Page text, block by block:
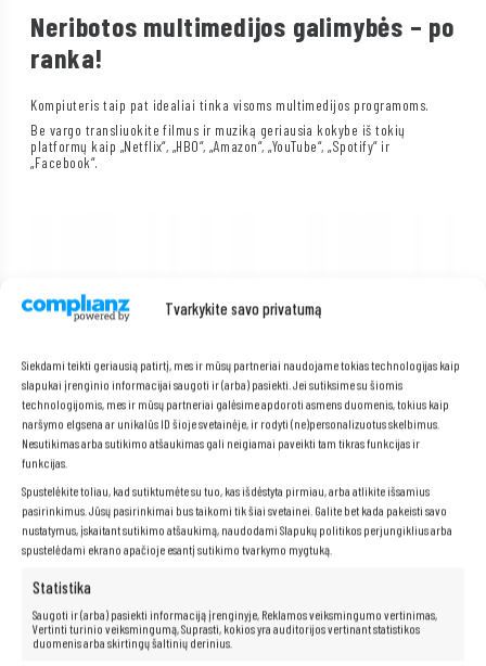
Tvarkykite savo privatumą
Siekdami teikti geriausią patirtį, mes ir mūsų partneriai naudojame tokias technologijas kaip
slapukai įrenginio informacijai saugoti ir (arba) pasiekti. Jei sutiksime su šiomis
technologijomis, mes ir mūsų partneriai galėsime apdoroti asmens duomenis, tokius kaip
naršymo elgsena ar unikalūs ID šioje svetainėje, ir rodyti (ne)personalizuotus skelbimus.
Nesutikimas arba sutikimo atšaukimas gali neigiamai paveikti tam tikras funkcijas ir
funkcijas.
Spustelėkite toliau, kad sutiktumėte su tuo, kas išdėstyta pirmiau, arba atlikite išsamius
pasirinkimus. Jūsų pasirinkimai bus taikomi tik šiai svetainei. Galite bet kada pakeisti savo
nustatymus, įskaitant sutikimo atšaukimą, naudodami Slapukų politikos perjungiklius arba
spustelėdami ekrano apačioje esantį sutikimo tvarkymo mygtuką.
Statistika
Saugoti ir (arba) pasiekti informaciją įrenginyje, Reklamos veiksmingumo vertinimas,
Vertinti turinio veiksmingumą, Suprasti, kokios yra auditorijos vertinant statistikos
duomenis arba skirtingų šaltinių derinius.
Neribotos multimedijos galimybės – po
ranka!
Kompiuteris taip pat idealiai tinka visoms multimedijos programoms.
Be vargo transliuokite filmus ir muziką geriausia kokybe iš tokių
platformų kaip „Netflix“, „HBO“, „Amazon“, „YouTube“, „Spotify“ ir
„Facebook“.
Nenorite investuoti į brangią įrangą, bet norite žaisti naujausius
kompiuteris su „GeForce Now“ paslauga yra puikus pasirinkimas bet
kuriam žaidimų mėgėjui. Su „GeForce Now“ programa jums nebereikia
galingo kompiuterio, kad galėtumėte mėgautis sudėtingiausiais